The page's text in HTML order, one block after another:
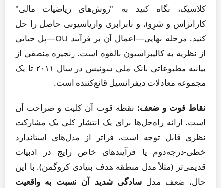
کلاسیک، نگاه کنید به "روش‌های ریاضیات مالی"
کاراتزاس و شرِو)، و نابرابری واریاسیونی حاصل را حل
کنید. مرحله نهایی—اعمال آن بر فرآیند OU—پل حیاتی
از نظریه به کالیبراسیون بالقوه است. زنجیره منطقی از
بیانیه مطبوعاتی بانک ملی سوئیس در سال ۲۰۱۱ تا یک
مجموعه معادلات دیفرانسیل قانع‌کننده است.
نقاط قوت و ضعف: نقطه قوت آن کلیت و صراحت آن
است. ارائه راه‌حل‌ها برای یک انتشار کلی یک مشارکت
نظری قابل توجه است، فراتر از مدل‌های استاندارد
خطی-درجه‌دوم یا فرآیندهای خاص رایج در ادبیات
قدیمی‌تر (مثلاً مدل منطقه هدف بنیادی کروگمن). با این
حال، ضعف مدلسادگی شدید آن نسبت به واقعیت